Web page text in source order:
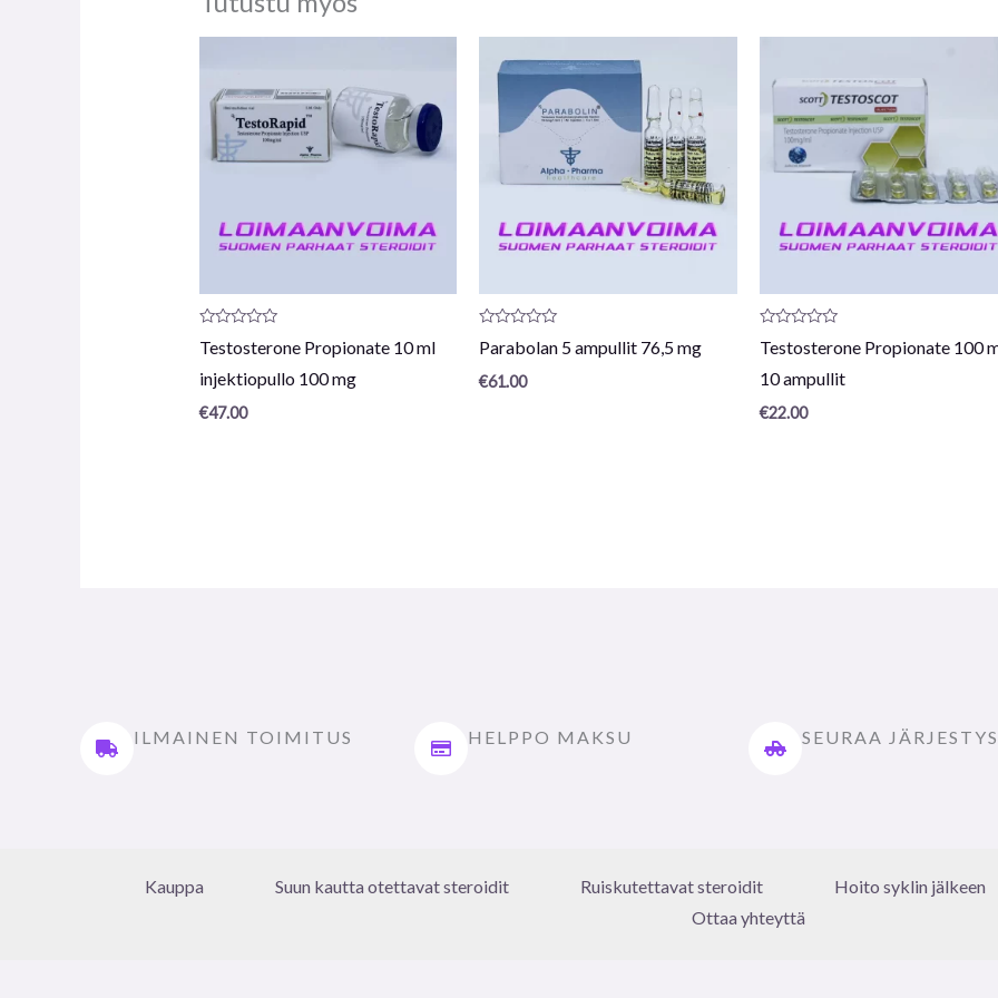
tuotteesta:
/
Testosterone Propionate 10 ml
injektiopullo 100 mg
€47.00
tuotteesta:
/
Parabolan 5 ampullit 76,5 mg
€61.00
tuotteesta:
/
Testosterone Propionate 100
10 ampullit
€22.00
ILMAINEN TOIMITUS HELPPO MAKSU SEURAA
Kauppa Suun kautta otettavat steroidit Ruiskutettavat steroidit
Hoito syklin jälkeen
Ottaa yhteyttä